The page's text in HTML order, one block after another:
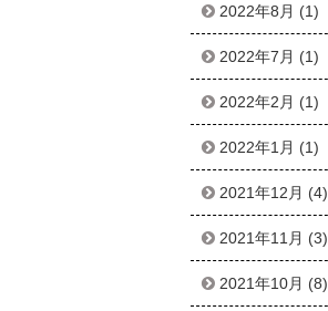
2022年8月 (1)
2022年7月 (1)
2022年2月 (1)
2022年1月 (1)
2021年12月 (4)
2021年11月 (3)
2021年10月 (8)